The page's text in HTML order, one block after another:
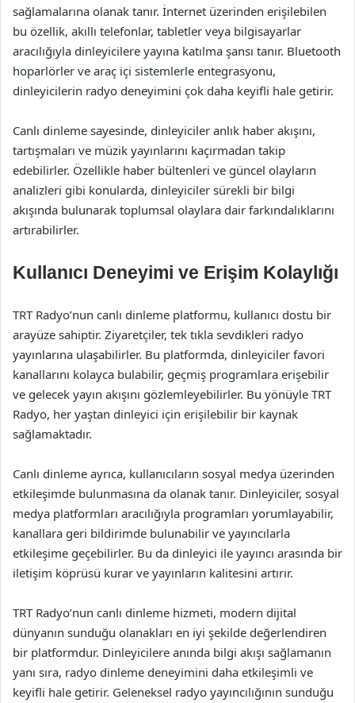
sağlamalarına olanak tanır. İnternet üzerinden erişilebilen
bu özellik, akıllı telefonlar, tabletler veya bilgisayarlar
aracılığıyla dinleyicilere yayına katılma şansı tanır. Bluetooth
hoparlörler ve araç içi sistemlerle entegrasyonu,
dinleyicilerin radyo deneyimini çok daha keyifli hale getirir.
Canlı dinleme sayesinde, dinleyiciler anlık haber akışını,
tartışmaları ve müzik yayınlarını kaçırmadan takip
edebilirler. Özellikle haber bültenleri ve güncel olayların
analizleri gibi konularda, dinleyiciler sürekli bir bilgi
akışında bulunarak toplumsal olaylara dair farkındalıklarını
artırabilirler.
Kullanıcı Deneyimi ve Erişim Kolaylığı
TRT Radyo’nun canlı dinleme platformu, kullanıcı dostu bir
arayüze sahiptir. Ziyaretçiler, tek tıkla sevdikleri radyo
yayınlarına ulaşabilirler. Bu platformda, dinleyiciler favori
kanallarını kolayca bulabilir, geçmiş programlara erişebilir
ve gelecek yayın akışını gözlemleyebilirler. Bu yönüyle TRT
Radyo, her yaştan dinleyici için erişilebilir bir kaynak
sağlamaktadır.
Canlı dinleme ayrıca, kullanıcıların sosyal medya üzerinden
etkileşimde bulunmasına da olanak tanır. Dinleyiciler, sosyal
medya platformları aracılığıyla programları yorumlayabilir,
kanallara geri bildirimde bulunabilir ve yayıncılarla
etkileşime geçebilirler. Bu da dinleyici ile yayıncı arasında bir
iletişim köprüsü kurar ve yayınların kalitesini artırır.
TRT Radyo’nun canlı dinleme hizmeti, modern dijital
dünyanın sunduğu olanakları en iyi şekilde değerlendiren
bir platformdur. Dinleyicilere anında bilgi akışı sağlamanın
yanı sıra, radyo dinleme deneyimini daha etkileşimli ve
keyifli hale getirir. Geleneksel radyo yayıncılığının sunduğu